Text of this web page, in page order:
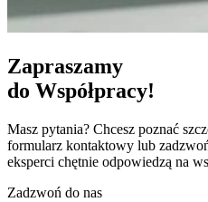
Zapraszamy
do Współpracy!
Masz pytania? Chcesz poznać
formularz kontaktowy lub
eksperci chętnie odpowiedzą na
Zadzwoń do nas